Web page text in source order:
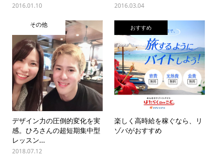
2016.01.10 2016.03.04
その他
デザイン力の圧倒的変化を実
感。ひろさんの超短期集中型
レッスン...
2018.07.12
おすすめ
楽しく高時給を稼ぐなら、リ
ゾバがおすすめ